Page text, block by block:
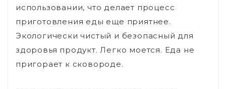
использовании, что делает процесс
приготовления еды еще приятнее.
Экологически чистый и безопасный для
здоровья продукт. Легко моется. Еда не
пригорает к сковороде.